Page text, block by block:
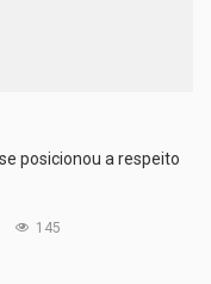
posicionou a respeito
145